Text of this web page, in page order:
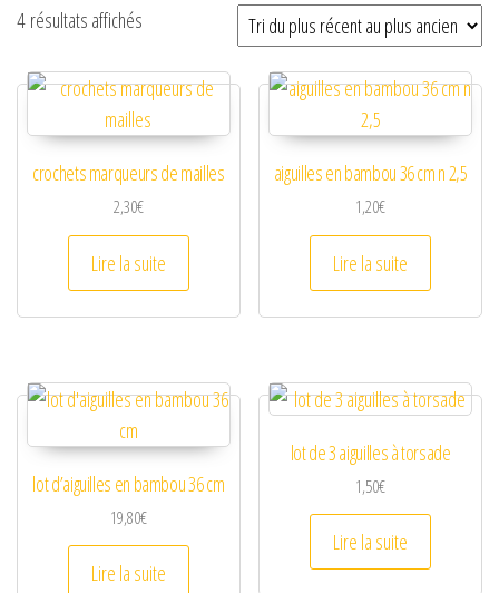
4 résultats affichés Trié du plus récent au plus ancien
crochets marqueurs de mailles
2,30€
Lire la suite
aiguilles en bambou 36 cm n 2,5
1,20€
Lire la suite
lot d’aiguilles en bambou 36 cm
19,80€
Lire la suite
lot de 3 aiguilles à torsade
1,50€
Lire la suite